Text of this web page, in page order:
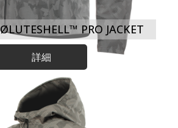
PRO JACKET
詳細